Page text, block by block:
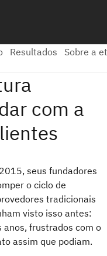
seus fundadores
o ciclo de
tradicionais
visto isso antes:
frustrados com o
assim que podiam.